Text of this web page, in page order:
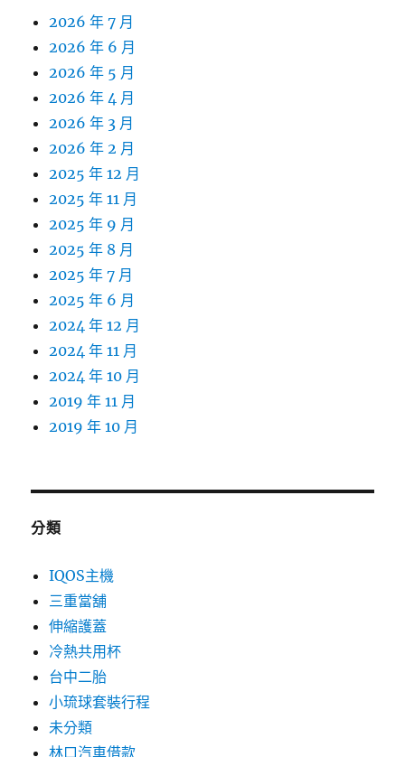
2026 年 7 月
2026 年 6 月
2026 年 5 月
2026 年 4 月
2026 年 3 月
2026 年 2 月
2025 年 12 月
2025 年 11 月
2025 年 9 月
2025 年 8 月
2025 年 7 月
2025 年 6 月
2024 年 12 月
2024 年 11 月
2024 年 10 月
2019 年 11 月
2019 年 10 月
分類
IQOS主機
三重當舖
伸縮護蓋
冷熱共用杯
台中二胎
小琉球套裝行程
未分類
林口汽車借款